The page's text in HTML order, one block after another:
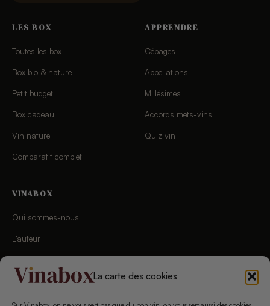
La carte des cookies
LES BOX
Toutes les box
Box bio & nature
Petit budget
Box cadeau
Vin nature
Comparatif complet
APPRENDRE
Cépages
Appellations
Millésimes
Accords mets-vins
Quiz vin
VINABOX
Qui sommes-nous
L’auteur
Charte éditoriale
Chaîne YouTube
Newsletter